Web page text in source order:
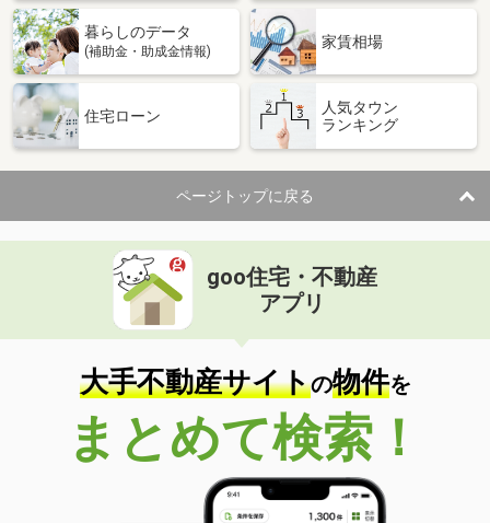
暮らしのデータ
(補助金・助成金情報)
家賃相場
住宅ローン
人気タウン
ランキング
ページトップに戻る
goo住宅・不動産
アプリ
大手不動産サイトの物件を
まとめて検索！